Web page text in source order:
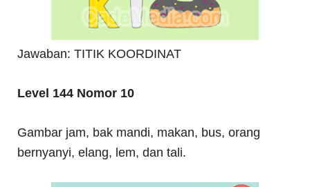
Jawaban: TITIK KOORDINAT
Level 144 Nomor 10
Gambar jam, bak mandi, makan, bus, orang
bernyanyi, elang, lem, dan tali.